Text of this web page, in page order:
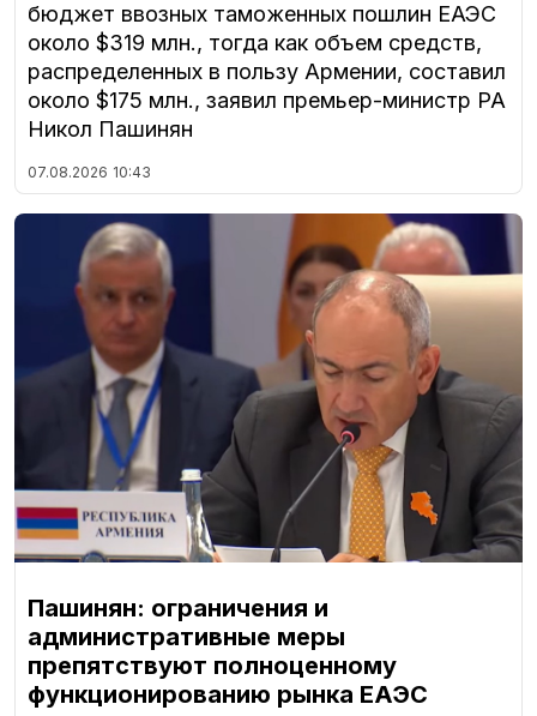
бюджет ввозных таможенных пошлин ЕАЭС
около $319 млн., тогда как объем средств,
распределенных в пользу Армении, составил
около $175 млн., заявил премьер-министр РА
Никол Пашинян
07.08.2026 10:43
Пашинян: ограничения и
административные меры
препятствуют полноценному
функционированию рынка ЕАЭС